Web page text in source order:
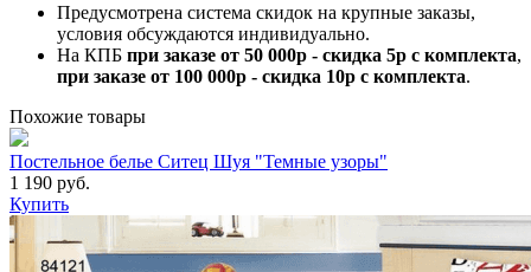
Предусмотрена система скидок на крупные заказы,
условия обсуждаются индивидуально.
На КПБ при заказе от 50 000р - скидка 5р с комплекта,
при заказе от 100 000р - скидка 10р с комплекта.
Похожие товары
Постельное белье Ситец Шуя "Темные узоры"
1 190 руб.
Купить